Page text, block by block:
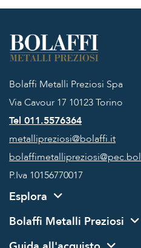
Bolaffi Metalli Preziosi Spa
Via Cavour 17 10123 Torino
Tel 011.5576364
metallipreziosi@bolaffi.it
P.Iva 10156770017
Esplora
Bolaffi Metalli Preziosi